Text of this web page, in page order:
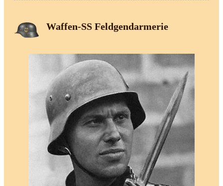
Waffen-SS Feldgendarmerie